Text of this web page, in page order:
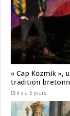
« Cap Kozmik »,
tradition
il y a 5 jours